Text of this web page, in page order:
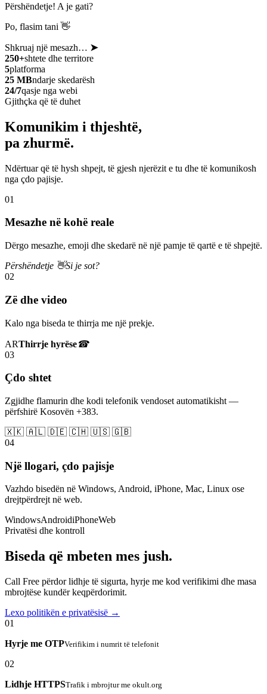
Përshëndetje! A je gati?
Po, flasim tani 👋
Shkruaj një mesazh… ➤
250+shtete dhe territore
5platforma
25 MBndarje skedarësh
24/7qasje nga webi
Gjithçka që të duhet
Komunikim i thjeshtë,
pa zhurmë.
Ndërtuar që të hysh shpejt, të gjesh njerëzit e tu dhe të komunikosh
nga çdo pajisje.
01
Mesazhe në kohë reale
Dërgo mesazhe, emoji dhe skedarë në një pamje të qartë e të shpejtë.
Përshëndetje 👋Si je sot?
02
Zë dhe video
Kalo nga biseda te thirrja me një prekje.
ARThirrje hyrëse☎
03
Çdo shtet
Zgjidhe flamurin dhe kodi telefonik vendoset automatikisht —
përfshirë Kosovën +383.
🇽🇰 🇦🇱 🇩🇪 🇨🇭 🇺🇸 🇬🇧
04
Një llogari, çdo pajisje
Vazhdo bisedën në Windows, Android, iPhone, Mac, Linux ose
drejtpërdrejt në web.
WindowsAndroidiPhoneWeb
Privatësi dhe kontroll
Biseda që mbeten mes jush.
Call Free përdor lidhje të sigurta, hyrje me kod verifikimi dhe masa
mbrojtëse kundër keqpërdorimit.
Lexo politikën e privatësisë →
01
Hyrje me OTPVerifikim i numrit të telefonit
02
Lidhje HTTPSTrafik i mbrojtur me okult.org